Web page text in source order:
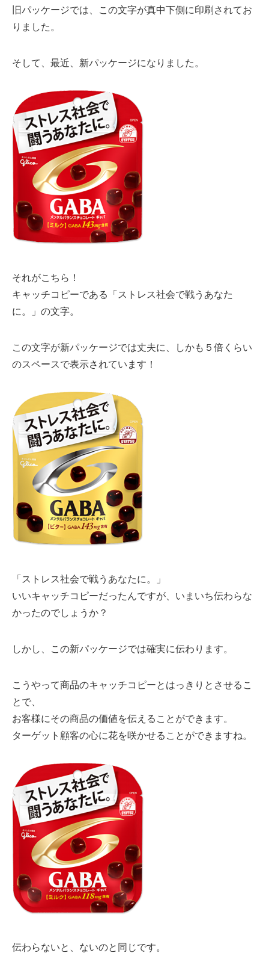
旧パッケージでは、この文字が真中下側に印刷されてお
りました。
そして、最近、新パッケージになりました。
それがこちら！
キャッチコピーである「ストレス社会で戦うあなた
に。」の文字。
この文字が新パッケージでは丈夫に、しかも５倍くらい
のスペースで表示されています！
「ストレス社会で戦うあなたに。」
いいキャッチコピーだったんですが、いまいち伝わらな
かったのでしょうか？
しかし、この新パッケージでは確実に伝わります。
こうやって商品のキャッチコピーとはっきりとさせるこ
とで、
お客様にその商品の価値を伝えることができます。
ターゲット顧客の心に花を咲かせることができますね。
伝わらないと、ないのと同じです。